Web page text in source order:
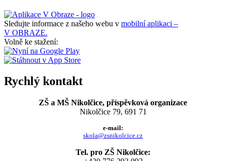
Sledujte informace z našeho webu v mobilní aplikaci –
V OBRAZE.
Volně ke stažení:
Rychlý kontakt
ZŠ a MŠ Nikolčice, příspěvková organizace
Nikolčice 79, 691 71
e-mail:
skola@zsnikolcice.cz
Tel. pro ZŠ Nikolčice: